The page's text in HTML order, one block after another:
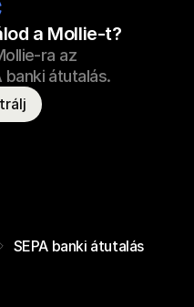
a Mollie-t?
ra az
banki átutalás.
SEPA banki átutalás